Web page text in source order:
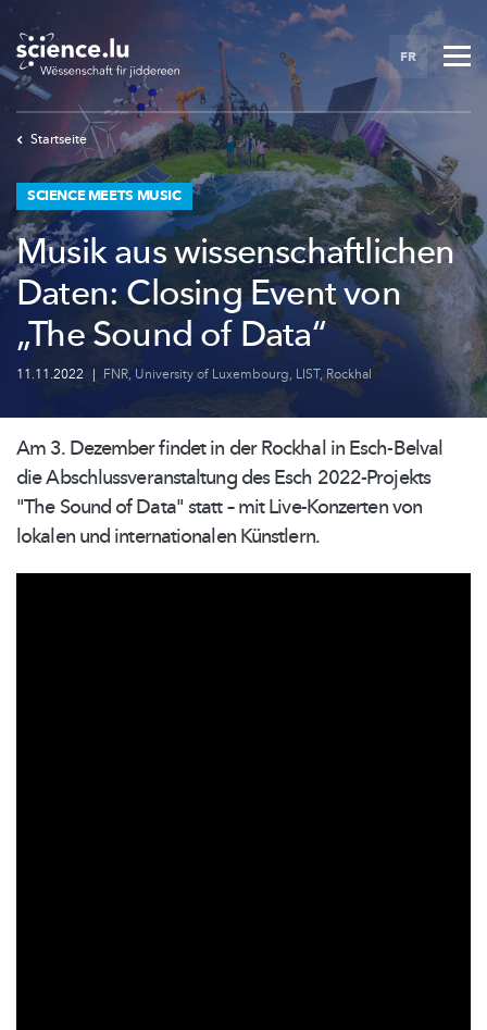
Skip
main
content
FR
Startseite
SCIENCE MEETS MUSIC
Musik aus wissenschaftlichen
Daten: Closing Event von
„The Sound of Data“
11.11.2022 | FNR, University of Luxembourg, LIST, Rockhal
Am 3. Dezember findet in der Rockhal in Esch-Belval
dieAbschlussveranstaltungdes Esch 2022-Projekts
"The Sound of Data" statt – mitLive-Konzertenvon
lokalen und internationalenKünstlern.